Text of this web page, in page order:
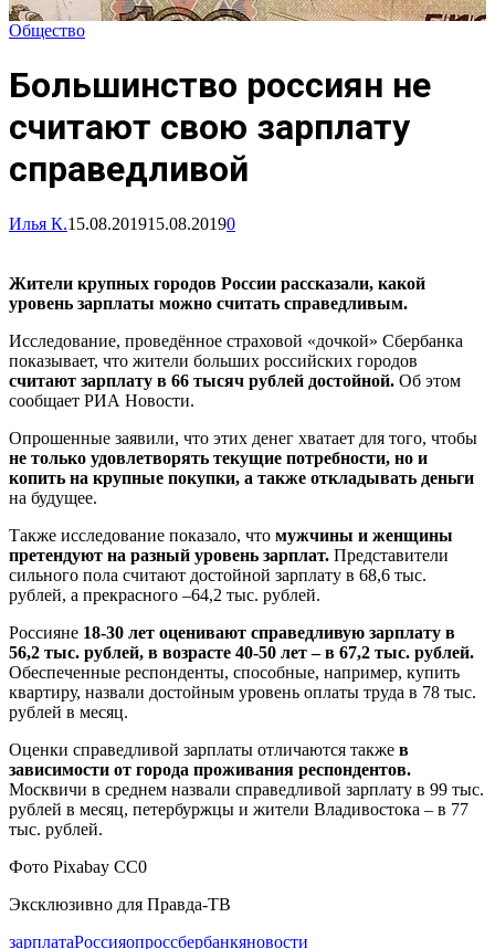
Общество
Большинство россиян не
считают свою зарплату
справедливой
Илья К.15.08.201915.08.20190
Жители крупных городов России рассказали, какой
уровень зарплаты можно считать справедливым.
Исследование, проведённое страховой «дочкой» Сбербанка
показывает, что жители больших российских городов
считают зарплату в 66 тысяч рублей достойной. Об этом
сообщает РИА Новости.
Опрошенные заявили, что этих денег хватает для того, чтобы
не только удовлетворять текущие потребности, но и
копить на крупные покупки, а также откладывать деньги
на будущее.
Также исследование показало, что мужчины и женщины
претендуют на разный уровень зарплат. Представители
сильного пола считают достойной зарплату в 68,6 тыс.
рублей, а прекрасного –64,2 тыс. рублей.
Россияне 18-30 лет оценивают справедливую зарплату в
56,2 тыс. рублей, в возрасте 40-50 лет – в 67,2 тыс. рублей.
Обеспеченные респонденты, способные, например, купить
квартиру, назвали достойным уровень оплаты труда в 78 тыс.
рублей в месяц.
Оценки справедливой зарплаты отличаются также в
зависимости от города проживания респондентов.
Москвичи в среднем назвали справедливой зарплату в 99 тыс.
рублей в месяц, петербуржцы и жители Владивостока – в 77
тыс. рублей.
Фото Pixabay CC0
Эксклюзивно для Правда-ТВ
зарплатаРоссияопроссбербанкяновости